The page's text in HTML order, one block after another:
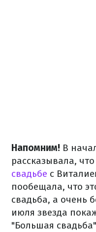
Напомним! В
рассказывала, что
свадьбе с
пообещала, что
свадьба, а очень
июля звезда
"Большая